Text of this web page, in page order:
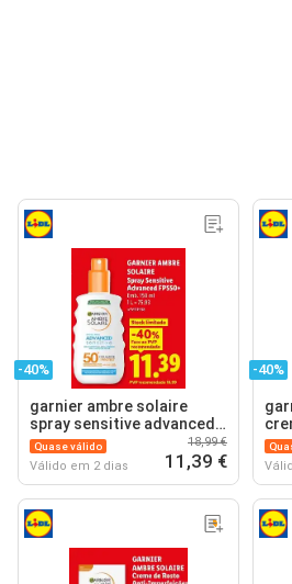
-40%
garnier ambre solaire
spray sensitive advanced
fsp50+
Quase válido
Válido em 2 dias
18,99 €
11,39 €
-40%